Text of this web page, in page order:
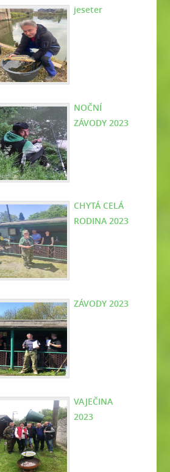
jeseter
NOČNÍ
ZÁVODY 2023
CHYTÁ CELÁ
RODINA 2023
ZÁVODY 2023
VAJEČINA
2023